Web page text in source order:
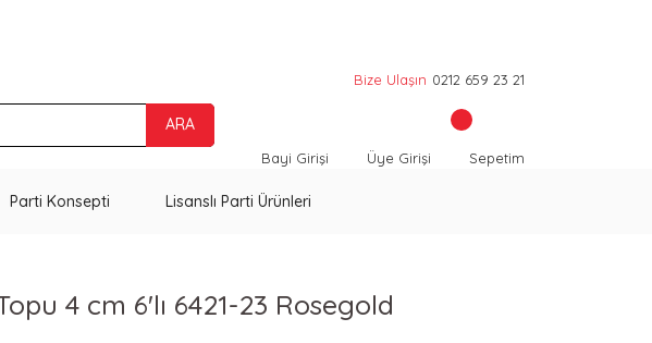
ARA
Bize Ulaşın 0212 659 23 21
Bayi Girişi Üye Girişi Sepetim
Parti Konsepti Lisanslı Parti Ürünleri
4 cm 6'lı 6421-23 Rosegold